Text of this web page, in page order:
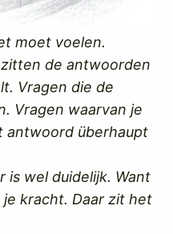
moet voelen.
de antwoorden
Vragen die de
Vragen waarvan je
antwoord überhaupt
is wel duidelijk. Want
kracht. Daar zit het